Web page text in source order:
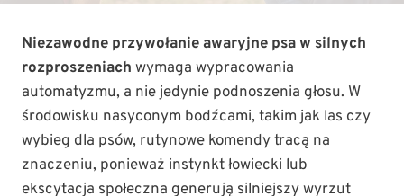
Niezawodne przywołanie awaryjne psa w silnych
rozproszeniach wymaga wypracowania
automatyzmu, a nie jedynie podnoszenia głosu. W
środowisku nasyconym bodźcami, takim jak las czy
wybieg dla psów, rutynowe komendy tracą na
znaczeniu, ponieważ instynkt łowiecki lub
ekscytacja społeczna generują silniejszy wyrzut